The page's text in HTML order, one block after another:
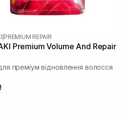
PREMIUM REPAIR
Premium Volume And Repair
преміум відновлення волосся